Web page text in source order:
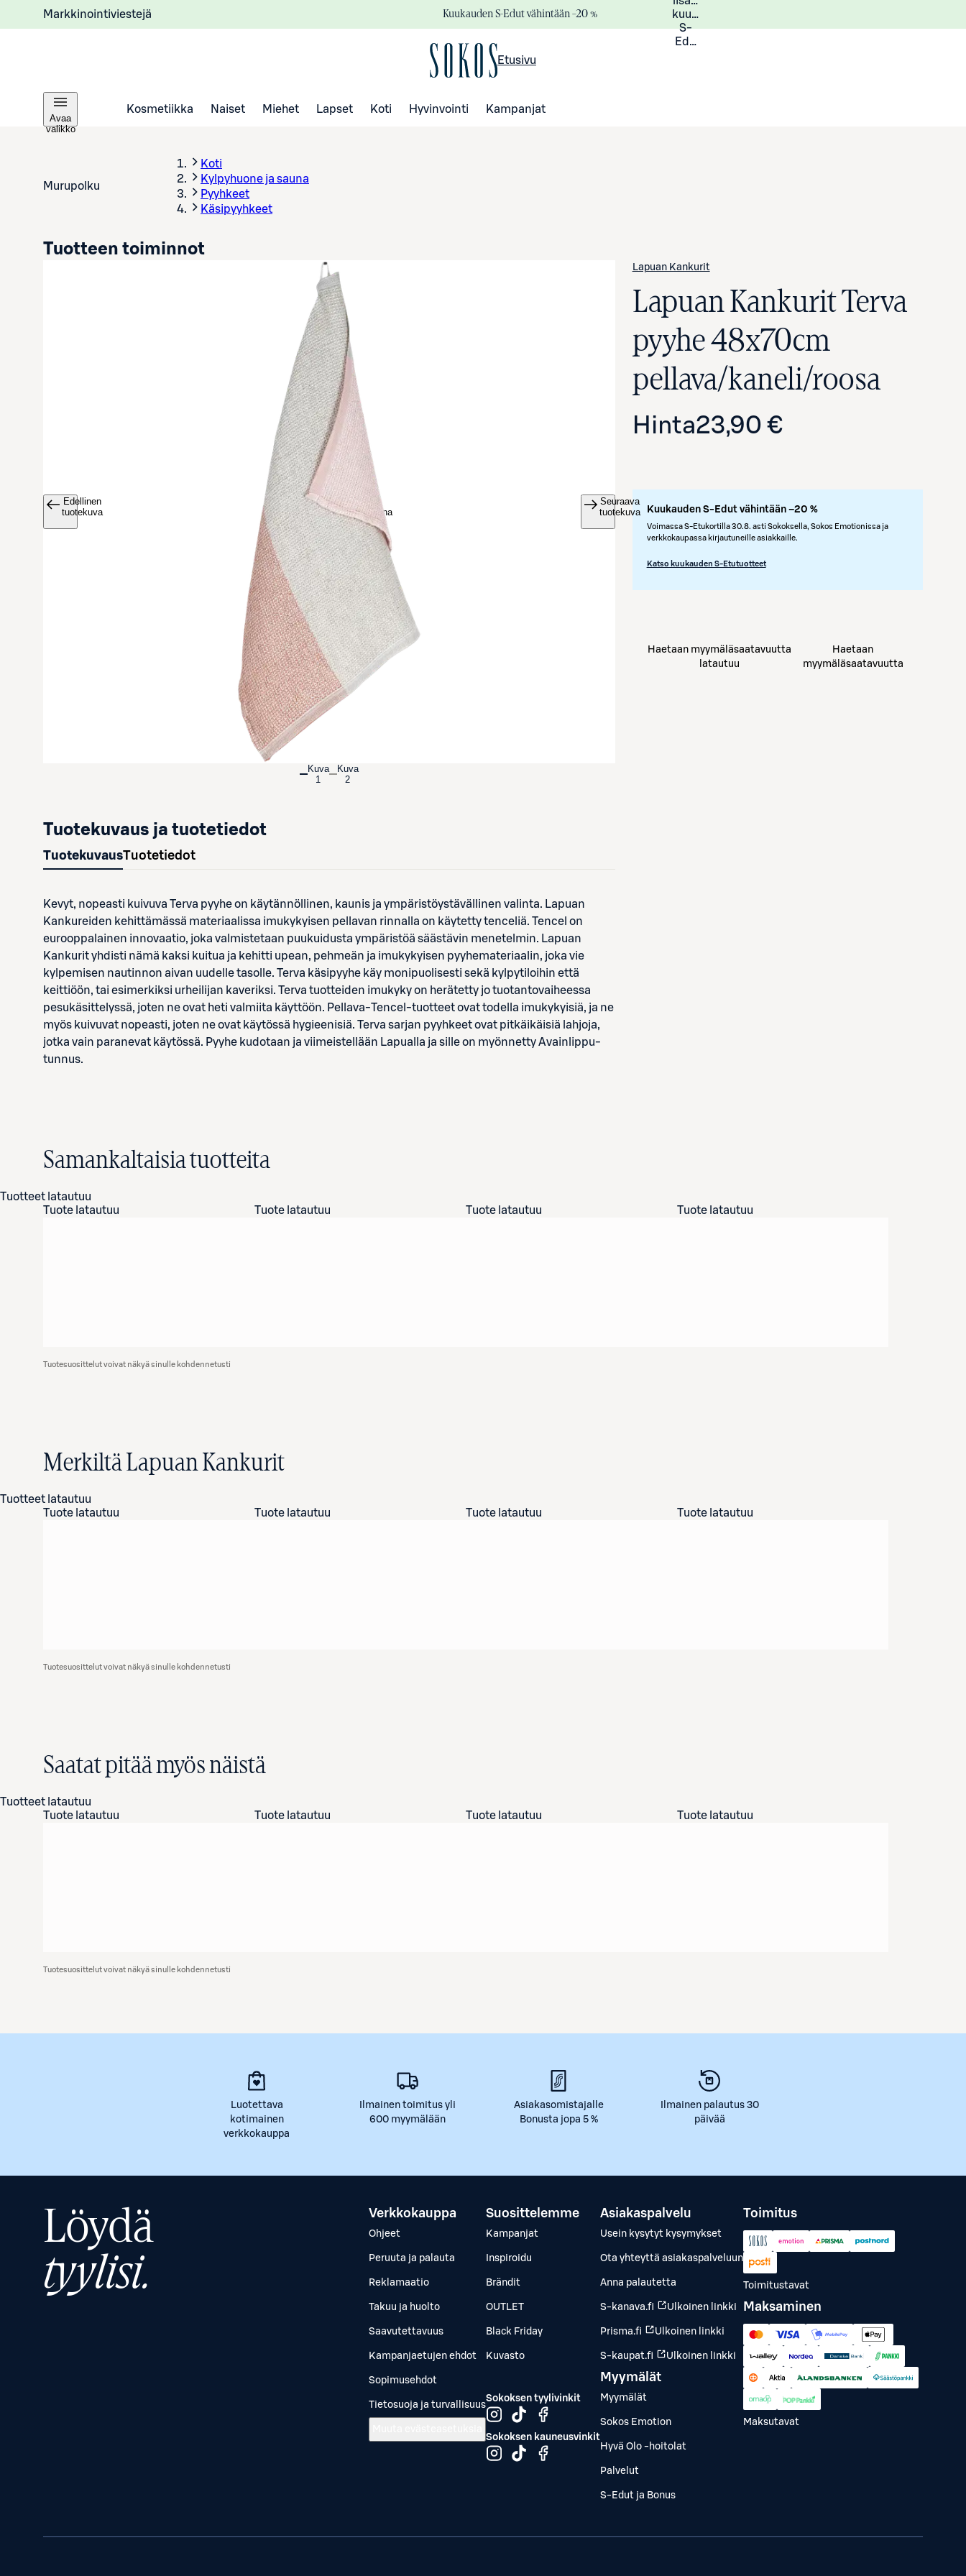
Markkinointiviestejä Kuukauden S-Edut vähintään –20 %
kuukauden
S-
Eduista
Etusivu
Avaa
valikko
Kosmetiikka Naiset Miehet Lapset Koti Hyvinvointi Kampanjat
Murupolku
Koti
Kylpyhuone ja sauna
Pyyhkeet
Käsipyyhkeet
Avaa tuotekuva suurennettuna
Edellinen
tuotekuva
Seuraava
tuotekuva
Kuva
1
Kuva
2
Lapuan Kankurit
Lapuan Kankurit Terva
pyyhe 48x70cm
pellava/kaneli/roosa
Hinta23,90 €
Kuukauden S-Edut vähintään –20 %
Voimassa S-Etukortilla 30.8. asti Sokoksella, Sokos Emotionissa ja
verkkokaupassa kirjautuneille asiakkaille.
Katso kuukauden S-Etutuotteet
Tuotteen toiminnot
Haetaan myymäläsaatavuutta
latautuu
Haetaan
myymäläsaatavuutta
Tuotekuvaus ja tuotetiedot
TuotekuvausTuotetiedot
Kevyt, nopeasti kuivuva Terva pyyhe on käytännöllinen, kaunis ja ympäristöystävällinen valinta. Lapuan
Kankureiden kehittämässä materiaalissa imukykyisen pellavan rinnalla on käytetty tenceliä. Tencel on
eurooppalainen innovaatio, joka valmistetaan puukuidusta ympäristöä säästävin menetelmin. Lapuan
Kankurit yhdisti nämä kaksi kuitua ja kehitti upean, pehmeän ja imukykyisen pyyhemateriaalin, joka vie
kylpemisen nautinnon aivan uudelle tasolle. Terva käsipyyhe käy monipuolisesti sekä kylpytiloihin että
keittiöön, tai esimerkiksi urheilijan kaveriksi. Terva tuotteiden imukyky on herätetty jo tuotantovaiheessa
pesukäsittelyssä, joten ne ovat heti valmiita käyttöön. Pellava-Tencel-tuotteet ovat todella imukykyisiä, ja ne
myös kuivuvat nopeasti, joten ne ovat käytössä hygieenisiä. Terva sarjan pyyhkeet ovat pitkäikäisiä lahjoja,
jotka vain paranevat käytössä. Pyyhe kudotaan ja viimeistellään Lapualla ja sille on myönnetty Avainlippu-
tunnus.
Samankaltaisia tuotteita
Tuotteet latautuu
Tuote latautuu
Tuote latautuu Tuote latautuu Tuote latautuu
Tuotesuosittelut voivat näkyä sinulle kohdennetusti
Merkiltä Lapuan Kankurit
Tuotteet latautuu
Tuote latautuu
Tuote latautuu Tuote latautuu Tuote latautuu
Tuotesuosittelut voivat näkyä sinulle kohdennetusti
Saatat pitää myös näistä
Tuotteet latautuu
Tuote latautuu
Tuote latautuu Tuote latautuu Tuote latautuu
Tuotesuosittelut voivat näkyä sinulle kohdennetusti
Luotettava
kotimainen
verkkokauppa
Ilmainen toimitus yli
600 myymälään
Asiakasomistajalle
Bonusta jopa 5 %
Ilmainen palautus 30
päivää
Löydä
tyylisi.
Verkkokauppa
Ohjeet
Peruuta ja palauta
Reklamaatio
Takuu ja huolto
Saavutettavuus
Kampanjaetujen ehdot
Sopimusehdot
Tietosuoja ja turvallisuus
Suosittelemme
Kampanjat
Inspiroidu
Brändit
OUTLET
Black Friday
Kuvasto
Sokoksen tyylivinkit
Sokoksen kauneusvinkit
Asiakaspalvelu
Usein kysytyt kysymykset
Ota yhteyttä asiakaspalveluun
Anna palautetta
S-kanava.fi Ulkoinen linkki
Prisma.fi Ulkoinen linkki
S-kaupat.fi Ulkoinen linkki
Myymälät
Myymälät
Sokos Emotion
Hyvä Olo -hoitolat
Palvelut
S-Edut ja Bonus
Toimitus
Toimitustavat
Maksaminen
Maksutavat